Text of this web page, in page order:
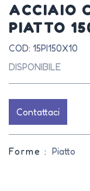
ACCIAIO
PIATTO
COD: 15PI150X10
DISPONIBILE
Contattaci
Forme : Piatto